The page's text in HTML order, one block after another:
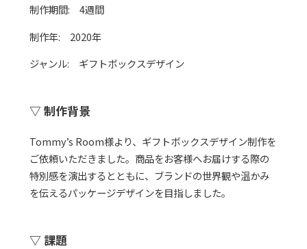
制作期間: 4週間
制作年: 2020年
ジャンル: ギフトボックスデザイン
▽ 制作背景
Tommy’s Room様より、ギフトボックスデザイン制作を
ご依頼いただきました。商品をお客様へお届けする際の
特別感を演出するとともに、ブランドの世界観や温かみ
を伝えるパッケージデザインを目指しました。
▽ 課題